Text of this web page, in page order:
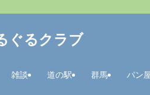
ぐるクラブ
雑談 道の駅 群馬 パン